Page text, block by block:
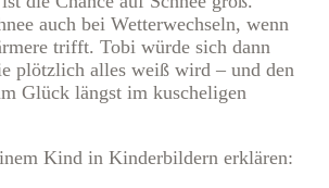
auch bei Wetterwechseln, wenn
trifft. Tobi würde sich dann
plötzlich alles weiß wird – und den
Glück längst im kuscheligen
Kind in Kinderbildern erklären: